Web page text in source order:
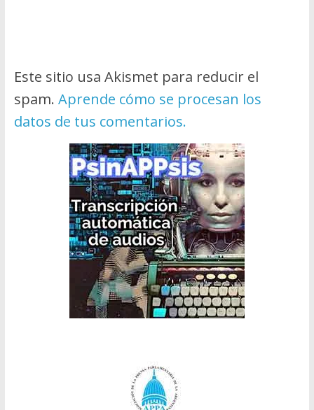
Este sitio usa Akismet para reducir el
spam. Aprende cómo se procesan los
datos de tus comentarios.